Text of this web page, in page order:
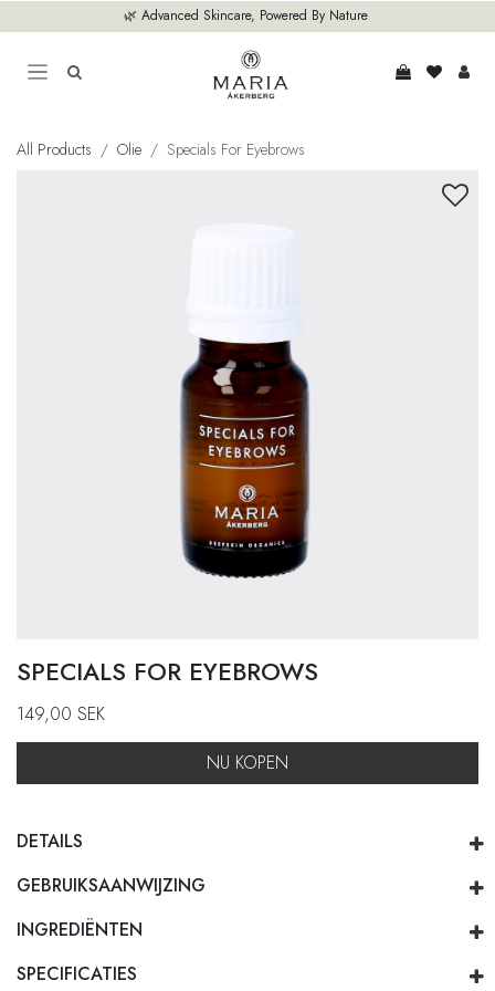
Overslaan naar inhoud🌿 Advanced Skincare, Powered By Nature
All Products Olie Specials For Eyebrows
SPECIALS FOR EYEBROWS
149,00 SEK
NU KOPEN
DETAILS
GEBRUIKSAANWIJZING
INGREDIËNTEN
SPECIFICATIES